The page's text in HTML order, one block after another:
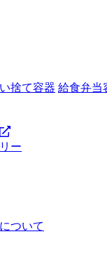
捨て容器 給食弁当
ー
ついて